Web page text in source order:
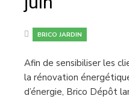
BRICO JARDIN
Afin de sensibiliser les
la rénovation
d’énergie, Brico Dépôt